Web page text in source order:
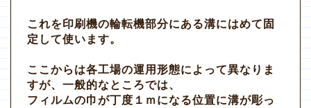
これを印刷機の輪転機部分にある溝にはめて固
定して使います。
ここからは各工場の運用形態によって異なりま
すが、一般的なところでは、
フィルムの巾が丁度１ｍになる位置に溝が彫っ